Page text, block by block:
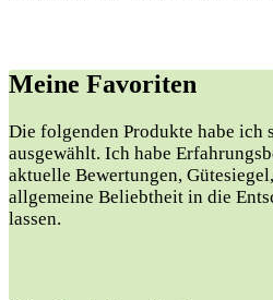
Meine Favoriten
Die folgenden Produkte habe‍
ausgewählt. Ich habe
aktuelle Bewertungen,
allgemeine Beliebtheit in die
lassen.